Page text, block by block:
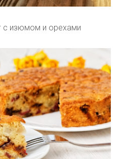
с изюмом и орехами